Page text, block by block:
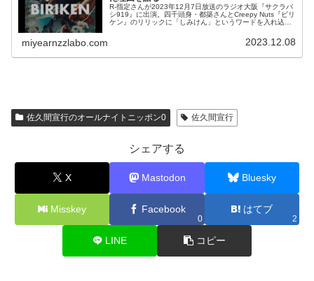
R-指定さんが2023年12月7日放送のラジオ大阪『サクラバ
シ919』に出演。四千頭身・都築さんとCreepy Nuts『ビリ
ケン』のリリックに「しみけん」というワードを入れ込ん
miyearnzzlabo.com 2023.12.08
佐久間宣行のオールナイトニッポン0 佐久間宣行
シェアする
X Mastodon Bluesky
Misskey Facebook
0
はてブ
2
LINE コピー